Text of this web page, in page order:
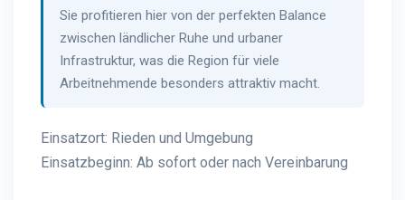
Sie profitieren hier von der perfekten Balance
zwischen ländlicher Ruhe und urbaner
Infrastruktur, was die Region für viele
Arbeitnehmende besonders attraktiv macht.
Einsatzort: Rieden und Umgebung
Einsatzbeginn: Ab sofort oder nach Vereinbarung